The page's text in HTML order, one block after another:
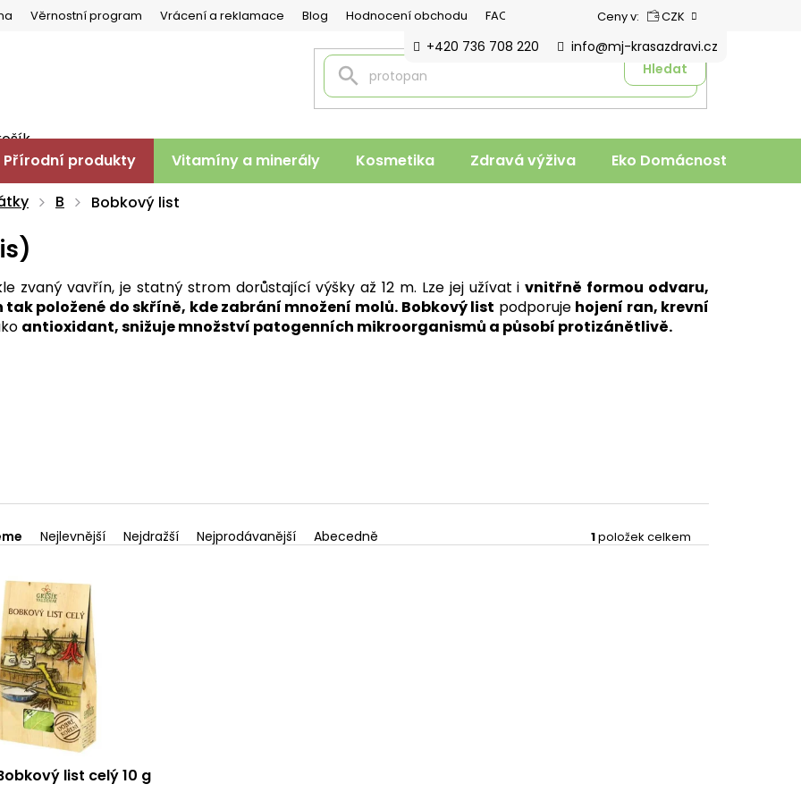
Věrnostní program Vrácení a reklamace Blog Hodnocení obchodu FAQ Ceny v: CZK
Hledat
+420 736 708 220 info@mj-krasazdravi.cz
Přírodní produkty Vitamíny a minerály Kosmetika Zdravá výživa Eko Domácnost
B Bobkový list
zvaný vavřín, je statný strom dorůstající výšky až 12 m. Lze jej užívat ivnitřně formou odvaru,
položené do skříně, kde zabrání množení molů. Bobkový list podporuje hojení ran, krevní
antioxidant, snižuje množství patogenních mikroorganismů a působí protizánětlivě.
Nejlevnější Nejdražší Nejprodávanější Abecedně 1položek celkem
list celý 10 g